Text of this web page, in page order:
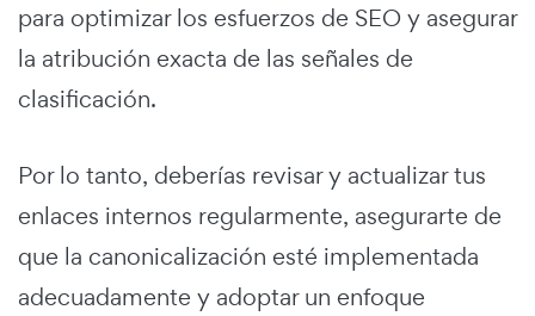
para optimizar los esfuerzos de SEO y asegurar
la atribución exacta de las señales de
clasificación.
Por lo tanto, deberías revisar y actualizar tus
enlaces internos regularmente, asegurarte de
que la canonicalización esté implementada
adecuadamente y adoptar un enfoque